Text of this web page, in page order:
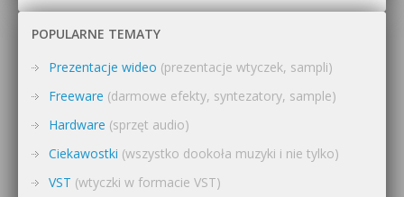
POPULARNE TEMATY
Prezentacje wideo (prezentacje wtyczek, sampli)
Freeware (darmowe efekty, syntezatory, sample)
Hardware (sprzęt audio)
Ciekawostki (wszystko dookoła muzyki i nie tylko)
VST (wtyczki w formacie VST)